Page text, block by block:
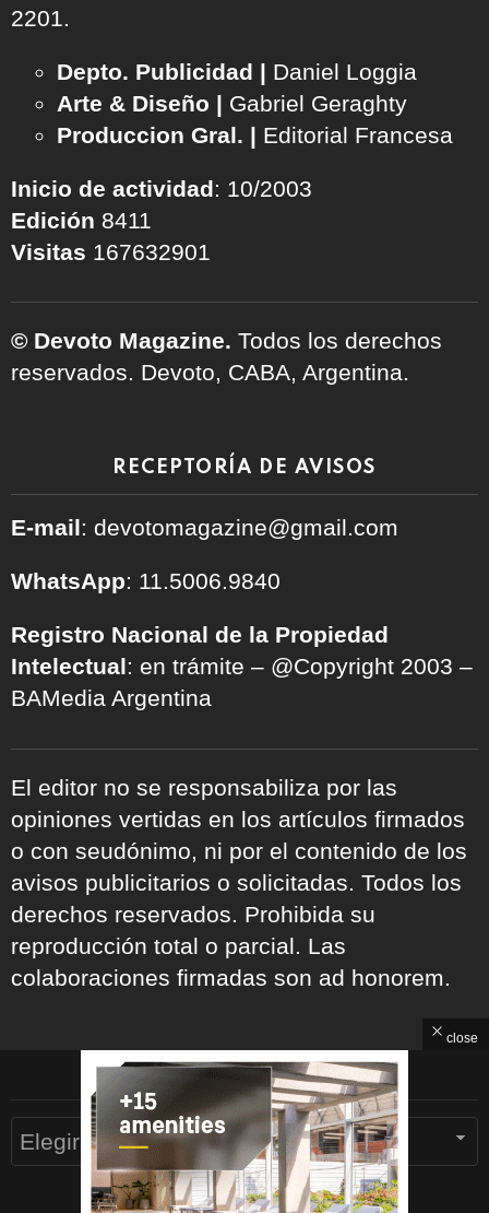
2201.
Depto. Publicidad | Daniel Loggia
Arte & Diseño | Gabriel Geraghty
Produccion Gral. | Editorial Francesa
Inicio de actividad: 10/2003
Edición 8411
Visitas 167632901
© Devoto Magazine. Todos los derechos
reservados. Devoto, CABA, Argentina.
RECEPTORÍA DE AVISOS
E-mail: devotomagazine@gmail.com
WhatsApp: 11.5006.9840
Registro Nacional de la Propiedad
Intelectual: en trámite – @Copyright 2003 –
BAMedia Argentina
El editor no se responsabiliza por las
opiniones vertidas en los artículos firmados
o con seudónimo, ni por el contenido de los
avisos publicitarios o solicitadas. Todos los
derechos reservados. Prohibida su
reproducción total o parcial. Las
colaboraciones firmadas son ad honorem.
ARCHIVOS
Archivos
close